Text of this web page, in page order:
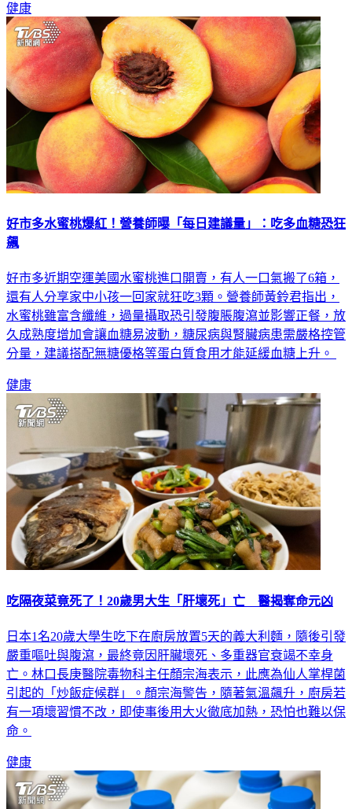
健康
好市多水蜜桃爆紅！營養師曝「每日建議量」：吃多血糖恐狂
飆
好市多近期空運美國水蜜桃進口開賣，有人一口氣搬了6箱，
還有人分享家中小孩一回家就狂吃3顆。營養師黃鈴君指出，
水蜜桃雖富含纖維，過量攝取恐引發腹脹腹瀉並影響正餐，放
久成熟度增加會讓血糖易波動，糖尿病與腎臟病患需嚴格控管
分量，建議搭配無糖優格等蛋白質食用才能延緩血糖上升。
健康
吃隔夜菜竟死了！20歲男大生「肝壞死」亡 醫揭奪命元凶
日本1名20歲大學生吃下在廚房放置5天的義大利麵，隨後引發
嚴重嘔吐與腹瀉，最終竟因肝臟壞死、多重器官衰竭不幸身
亡。林口長庚醫院毒物科主任顏宗海表示，此應為仙人掌桿菌
引起的「炒飯症候群」。顏宗海警告，隨著氣溫飆升，廚房若
有一項壞習慣不改，即使事後用大火徹底加熱，恐怕也難以保
命。
健康